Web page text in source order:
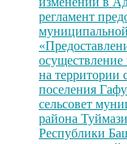
регламент
осуществление
на территории
поселения
сельсовет
района
Республики